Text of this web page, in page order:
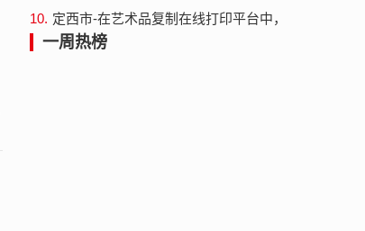
10. 定西市-在艺术品复制在线打印平台中，
哪家最值得信赖？
一周热榜